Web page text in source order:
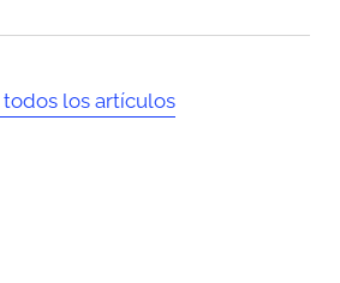
todos los artículos